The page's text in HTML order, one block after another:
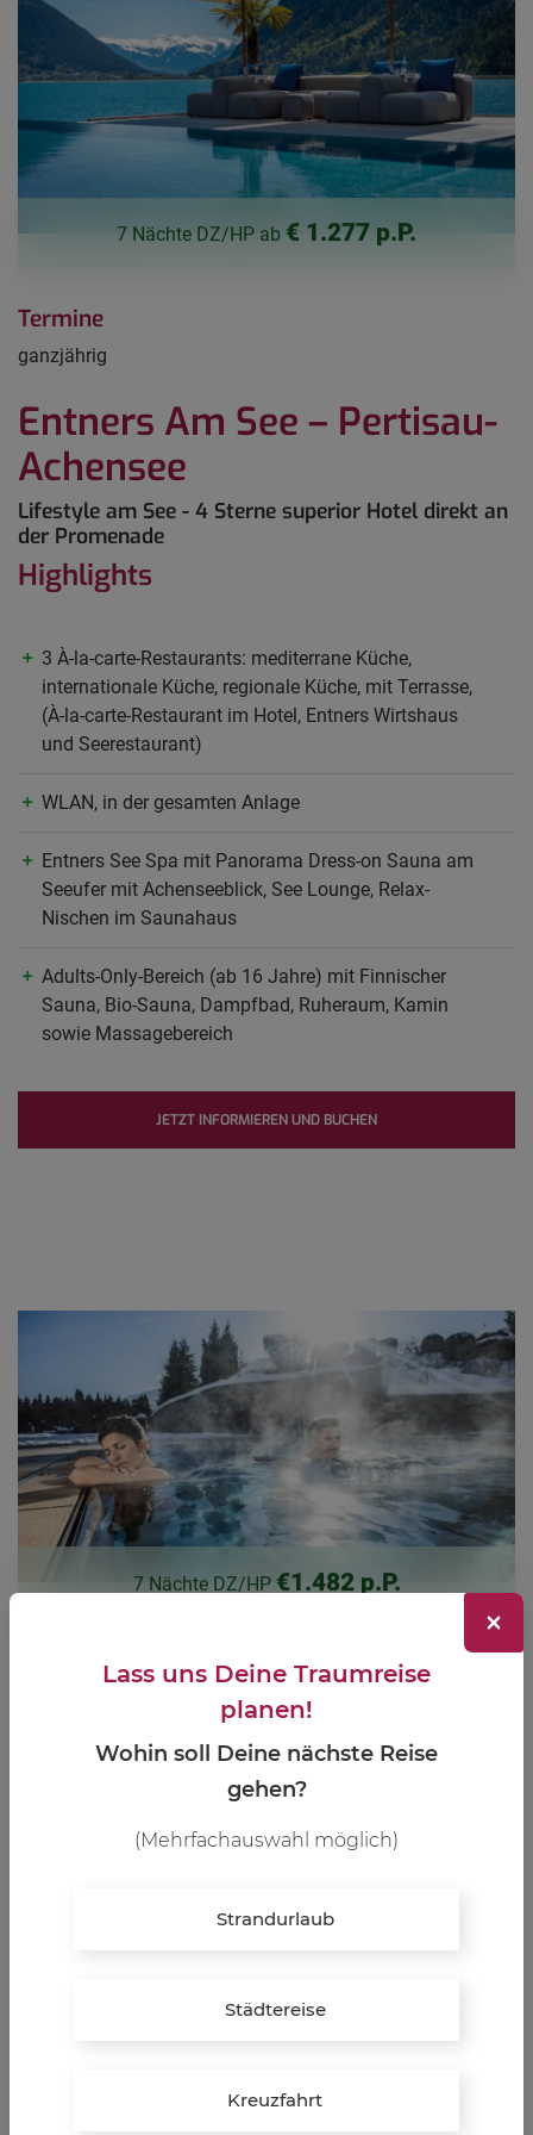
7 Nächte DZ/HP ab € 1.277 p.P.
Termine
ganzjährig
Entners Am See – Pertisau-
Achensee
Lifestyle am See - 4 Sterne superior Hotel direkt an
der Promenade
Highlights
3 À-la-carte-Restaurants: mediterrane Küche,
internationale Küche, regionale Küche, mit Terrasse,
(À-la-carte-Restaurant im Hotel, Entners Wirtshaus
und Seerestaurant)
WLAN, in der gesamten Anlage
Entners See Spa mit Panorama Dress-on Sauna am
Seeufer mit Achenseeblick, See Lounge, Relax-
Nischen im Saunahaus
Adults-Only-Bereich (ab 16 Jahre) mit Finnischer
Sauna, Bio-Sauna, Dampfbad, Ruheraum, Kamin
sowie Massagebereich
JETZT INFORMIEREN UND BUCHEN
7 Nächte DZ/HP €1.482 p.P.
Sport- und Wellnesshotel
Held in Fügen
edel ausgestattete Zimmer
×
Lass uns Deine Traumreise
planen!
Wohin soll Deine nächste Reise
gehen?
(Mehrfachauswahl möglich)
Strandurlaub
Städtereise
Kreuzfahrt